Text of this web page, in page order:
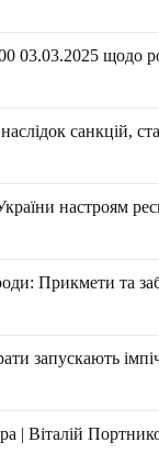
03.03.2025 щодо
санкцій,
настроям
Прикмети та
запускають
| Віталій